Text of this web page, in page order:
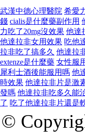
武漢中德心理醫院 希愛
錢 cialis是什麼藥副作用
力吃了20mg沒效果 他達
他達拉非女用效果 吃他
拉非吃了搞多久 他達拉
extenze是什麼藥 女性服
犀利士酒後能服用嗎 他
時效果 他達拉非片是激
發嗎 他達拉非吃多久能
了 吃了他達拉非片還是
©